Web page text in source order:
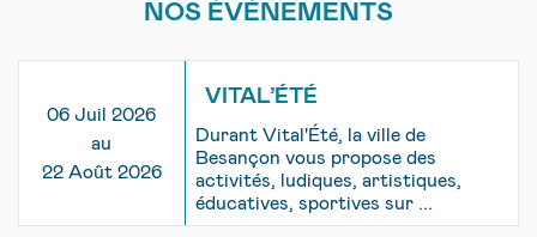
NOS ÉVÉNEMENTS
06 Juil 2026
au
22 Août 2026
VITAL’ÉTÉ
Durant Vital'Été, la ville de
Besançon vous propose des
activités, ludiques, artistiques,
éducatives, sportives sur ...